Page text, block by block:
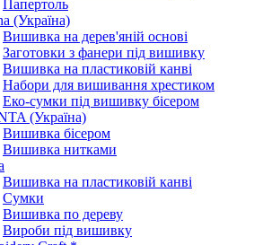
Папертоль
(Україна)
Вишивка на дерев'яній основі
Заготовки з фанери під вишивку
Вишивка на пластиковій канві
Набори для вишивання хрестиком
Еко-сумки під вишивку бісером
(Україна)
Вишивка бісером
Вишивка нитками
Вишивка на пластиковій канві
Сумки
Вишивка по дереву
Вироби під вишивку